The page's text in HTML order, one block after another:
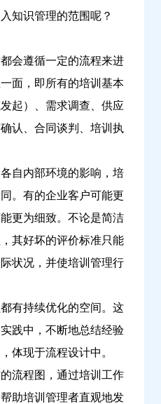
知识管理的范围呢？
会遵循一定的流程来进
面，即所有的培训基本
起）、需求调查、供应
认、合同谈判、培训执
自内部环境的影响，培
。有的企业客户可能更
更为细致。不论是简洁
其好坏的评价标准只能
状况，并使培训管理行
有持续优化的空间。这
践中，不断地总结经验
体现于流程设计中。
流程图，通过培训工作
助培训管理者直观地发